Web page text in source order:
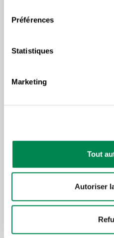
Préférences
Statistiques
Marketing
Tout
Autoriser
Lire plus
AVENIR DU TRAVAIL, LA
Retour sur la
plénière de la
demain, ouvrir la